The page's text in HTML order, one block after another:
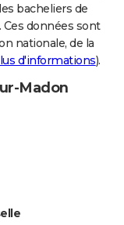
bacheliers de
Ces données sont
nationale, de la
d'informations).
Madon